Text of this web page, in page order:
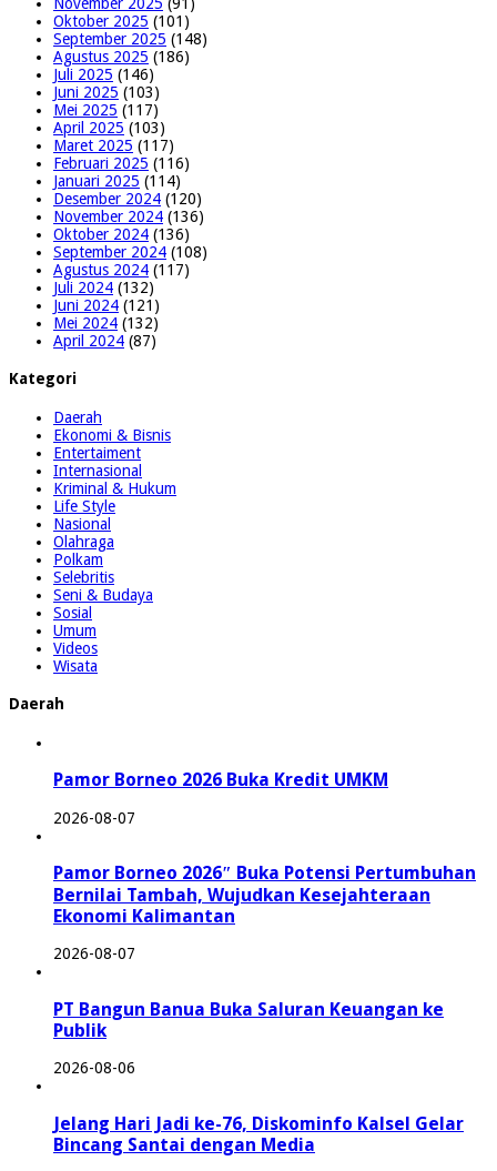
Oktober 2025 (101)
September 2025 (148)
Agustus 2025 (186)
Juli 2025 (146)
Juni 2025 (103)
Mei 2025 (117)
April 2025 (103)
Maret 2025 (117)
Februari 2025 (116)
Januari 2025 (114)
Desember 2024 (120)
November 2024 (136)
Oktober 2024 (136)
September 2024 (108)
Agustus 2024 (117)
Juli 2024 (132)
Juni 2024 (121)
Mei 2024 (132)
April 2024 (87)
Kategori
Daerah
Ekonomi & Bisnis
Entertaiment
Internasional
Kriminal & Hukum
Life Style
Nasional
Olahraga
Polkam
Selebritis
Seni & Budaya
Sosial
Umum
Videos
Wisata
Daerah
Pamor Borneo 2026 Buka Kredit UMKM
2026-08-07
Pamor Borneo 2026″ Buka Potensi Pertumbuhan
Bernilai Tambah, Wujudkan Kesejahteraan
Ekonomi Kalimantan
2026-08-07
PT Bangun Banua Buka Saluran Keuangan ke
Publik
2026-08-06
Jelang Hari Jadi ke-76, Diskominfo Kalsel Gelar
Bincang Santai dengan Media